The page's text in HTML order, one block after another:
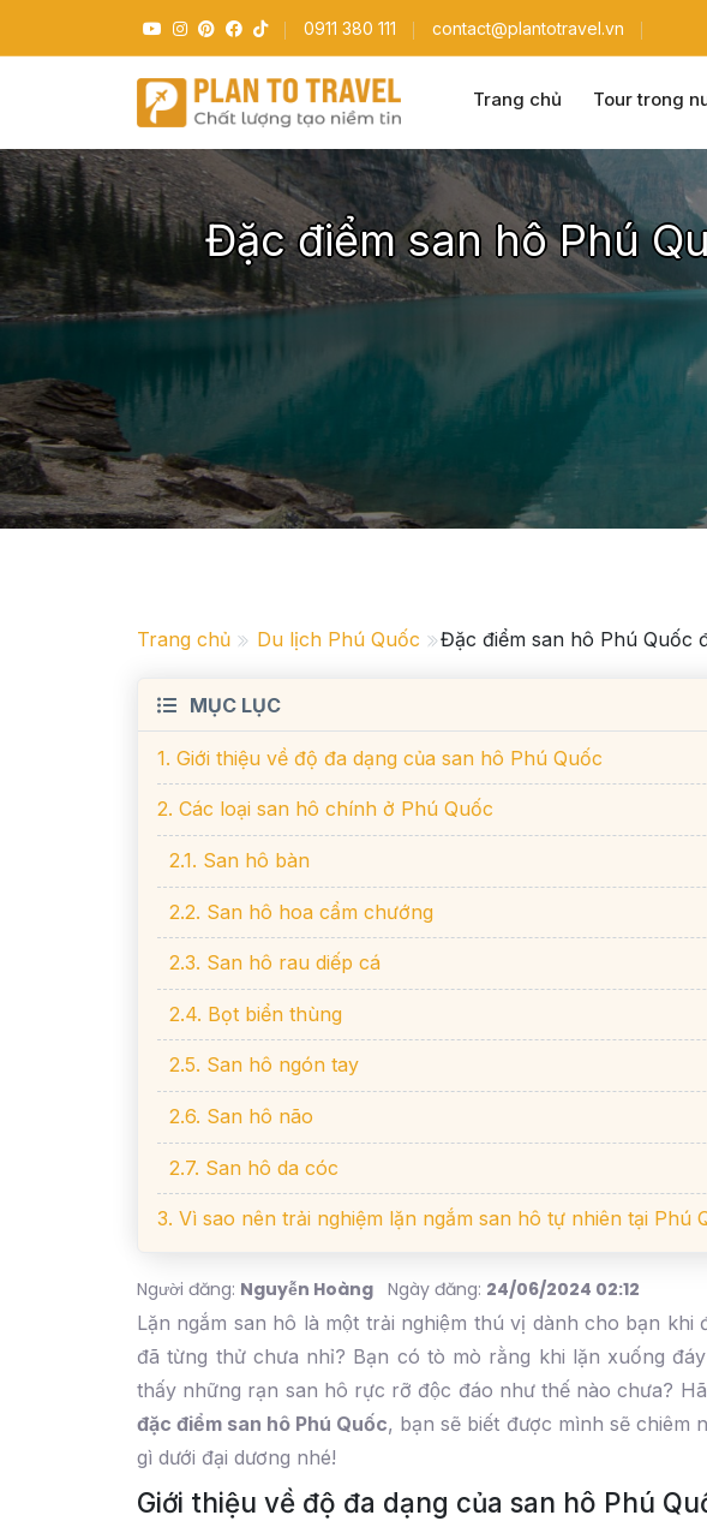
0911 380 111 contact@plantotravel.vn
Trang chủ Tour trong
Đặc điểm san hô Phú
Trang chủ Du lịch Phú Quốc Đặc điểm san hô Phú Quốc
MỤC LỤC
1. Giới thiệu về độ đa dạng của san hô Phú Quốc
2. Các loại san hô chính ở Phú Quốc
2.1. San hô bàn
2.2. San hô hoa cẩm chướng
2.3. San hô rau diếp cá
2.4. Bọt biển thùng
2.5. San hô ngón tay
2.6. San hô não
2.7. San hô da cóc
3. Vì sao nên trải nghiệm lặn ngắm san hô tự nhiên tại Phú
Người đăng: Nguyễn Hoàng Ngày đăng: 24/06/2024 02:12
Lặn ngắm san hô là một trải nghiệm thú vị dành cho bạn
đã từng thử chưa nhỉ? Bạn có tò mò rằng khi lặn xuống
thấy những rạn san hô rực rỡ độc đáo như thế nào chưa?
đặc điểm san hô Phú Quốc, bạn sẽ biết được mình sẽ chiêm
gì dưới đại dương nhé!
Giới thiệu về độ đa dạng của san hô Phú